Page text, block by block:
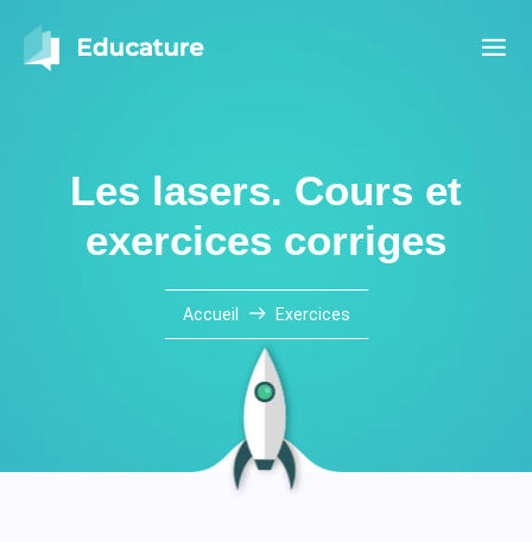
Les lasers. Cours et
exercices corriges
Accueil Exercices